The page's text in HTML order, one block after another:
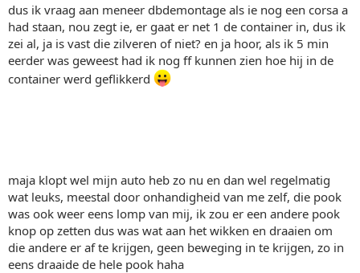
dus ik vraag aan meneer dbdemontage als ie nog een corsa a
had staan, nou zegt ie, er gaat er net 1 de container in, dus ik
zei al, ja is vast die zilveren of niet? en ja hoor, als ik 5 min
eerder was geweest had ik nog ff kunnen zien hoe hij in de
container werd geflikkerd
maja klopt wel mijn auto heb zo nu en dan wel regelmatig
wat leuks, meestal door onhandigheid van me zelf, die pook
was ook weer eens lomp van mij, ik zou er een andere pook
knop op zetten dus was wat aan het wikken en draaien om
die andere er af te krijgen, geen beweging in te krijgen, zo in
eens draaide de hele pook haha